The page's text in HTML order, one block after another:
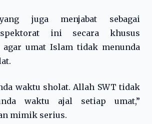
juga menjabat sebagai
ini secara khusus
agar umat Islam tidak menunda
waktu sholat. Allah SWT tidak
waktu ajal setiap umat,”
mimik serius.